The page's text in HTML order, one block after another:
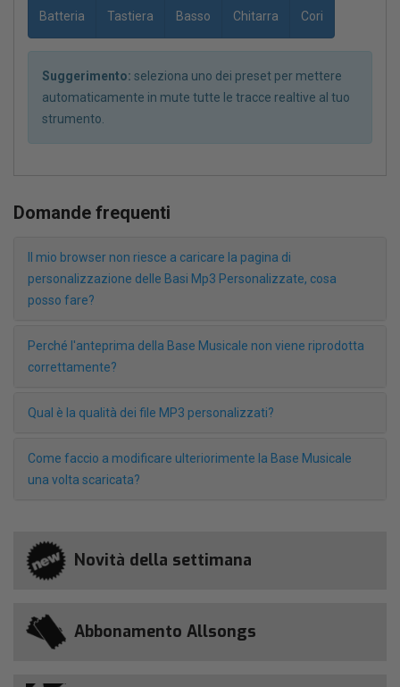
Batteria Tastiera Basso Chitarra Cori
Suggerimento: seleziona uno dei preset per mettere
automaticamente in mute tutte le tracce realtive al tuo
strumento.
Domande frequenti
Il mio browser non riesce a caricare la pagina di
personalizzazione delle Basi Mp3 Personalizzate, cosa
posso fare?
Perché l'anteprima della Base Musicale non viene riprodotta
correttamente?
Qual è la qualità dei file MP3 personalizzati?
Come faccio a modificare ulteriorimente la Base Musicale
una volta scaricata?
Novità della settimana
Abbonamento Allsongs